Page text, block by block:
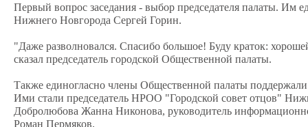
Первый вопрос заседания - выбор председателя палаты. Им
Нижнего Новгорода Сергей Горин.
"Даже разволновался. Спасибо большое! Буду краток:
сказал председатель городской Общественной палаты.
Также единогласно члены Общественной палаты
Ими стали председатель НРОО "Городской совет отцов"
Добролюбова Жанна Никонова, руководитель
Роман Пермяков.